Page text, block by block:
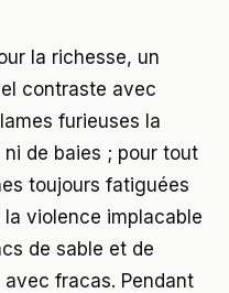
la richesse, un
contraste avec
furieuses la
de baies ; pour tout
toujours fatiguées
violence implacable
de sable et de
fracas. Pendant